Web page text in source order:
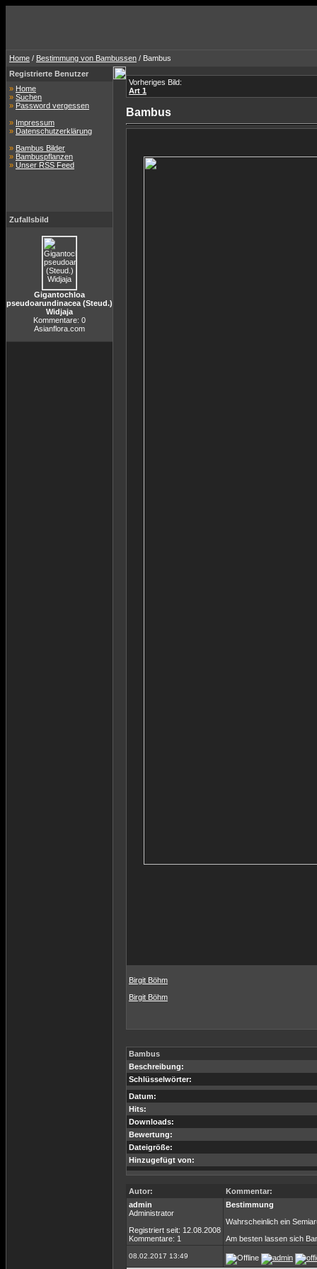
Home / Bestimmung von Bambussen / Bambus
Registrierte Benutzer
» Home
» Suchen
» Password vergessen
» Impressum
» Datenschutzerklärung
» Bambus Bilder
» Bambuspflanzen
» Unser RSS Feed
Zufallsbild
Gigantochloa
pseudoarundinacea (Steud.)
Widjaja
Kommentare: 0
Asianflora.com
Vorheriges Bild:
Art 1
Bambus
Birgit Böhm
Birgit Böhm
Bambus
Beschreibung:
Schlüsselwörter:
Datum:
Hits:
Downloads:
Bewertung:
Dateigröße:
Hinzugefügt von:
Autor:
Kommentar:
admin
Administrator
Registriert seit: 12.08.2008
Kommentare: 1
Bestimmung
Wahrscheinlich ein
Am besten lassen sich
08.02.2017 13:49